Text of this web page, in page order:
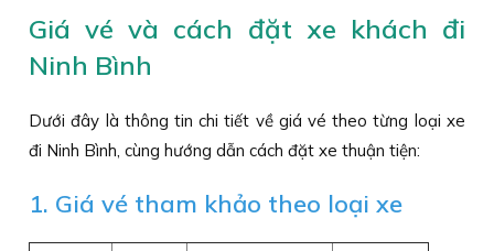
Giá vé và cách đặt xe khách đi
Ninh Bình
Dưới đây là thông tin chi tiết về giá vé theo từng loại xe
đi Ninh Bình, cùng hướng dẫn cách đặt xe thuận tiện:
1. Giá vé tham khảo theo loại xe